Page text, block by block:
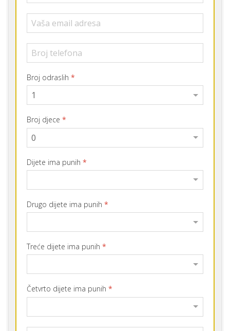
Broj odraslih *
Broj djece *
Dijete ima punih *
Drugo dijete ima punih *
Treće dijete ima punih *
Četvrto dijete ima punih *